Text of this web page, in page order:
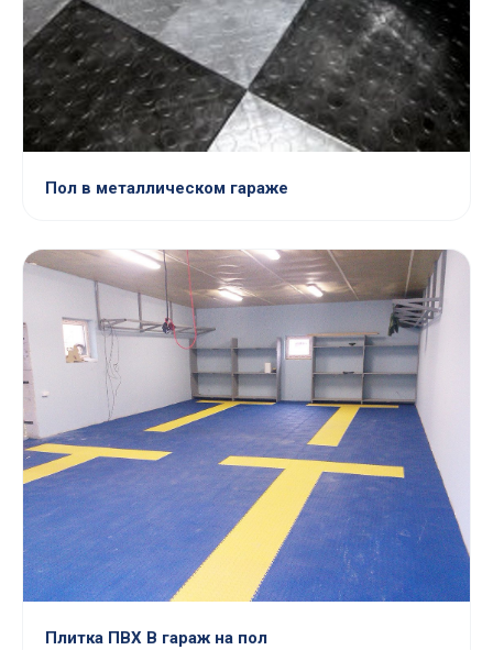
Пол в металлическом гараже
Плитка ПВХ В гараж на пол